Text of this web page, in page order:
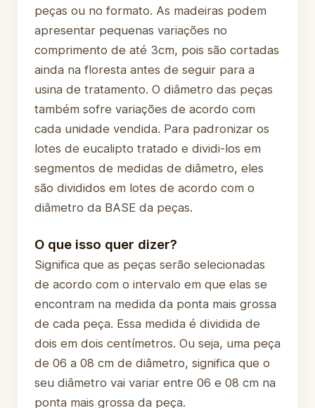
peças ou no formato. As madeiras podem
apresentar pequenas variações no
comprimento de até 3cm, pois são cortadas
ainda na floresta antes de seguir para a
usina de tratamento. O diâmetro das peças
também sofre variações de acordo com
cada unidade vendida. Para padronizar os
lotes de eucalipto tratado e dividi-los em
segmentos de medidas de diâmetro, eles
são divididos em lotes de acordo com o
diâmetro da BASE da peças.
O que isso quer dizer?
Significa que as peças serão selecionadas
de acordo com o intervalo em que elas se
encontram na medida da ponta mais grossa
de cada peça. Essa medida é dividida de
dois em dois centímetros. Ou seja, uma peça
de 06 a 08 cm de diâmetro, significa que o
seu diâmetro vai variar entre 06 e 08 cm na
ponta mais grossa da peça.